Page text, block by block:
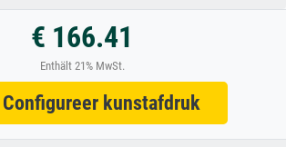
€ 166.41
Enthält 21% MwSt.
Configureer kunstafdruk